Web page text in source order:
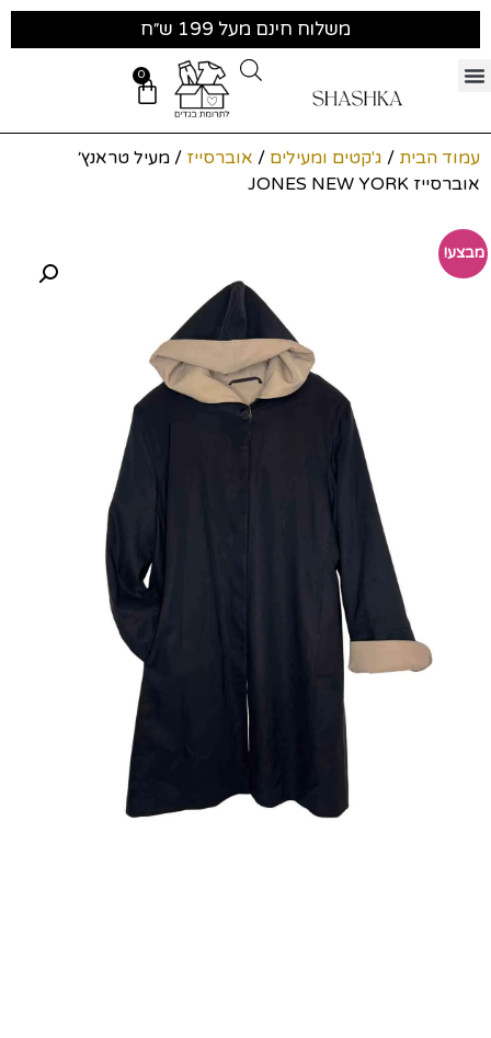
משלוח חינם מעל 199 ש״ח
0
עמוד הבית / ג'קטים ומעילים / אוברסייז / מעיל טראנץ׳
אוברסייז JONES NEW YORK
מבצע!